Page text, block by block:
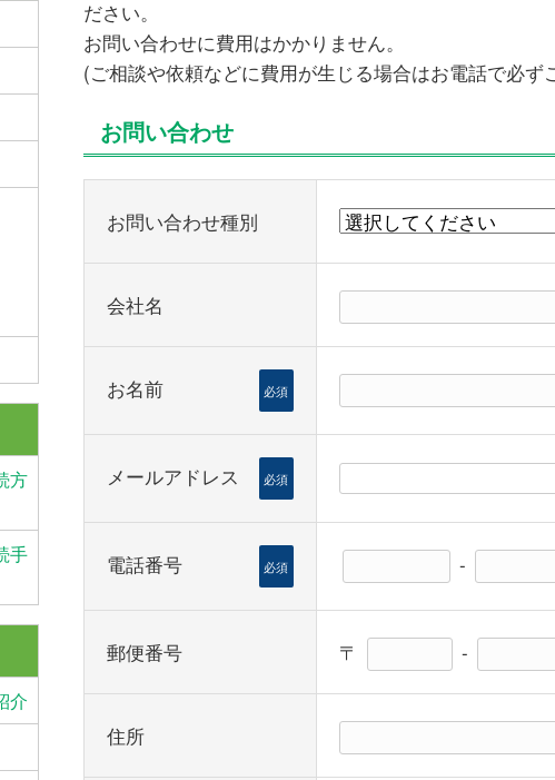
ださい。
お問い合わせに費用はかかりません。
(ご相談や依頼などに費用が生じる場合はお電話で必
お問い合わせ
お問い合わせ種別
会社名
お名前 必須
メールアドレス 必須
電話番号 必須 -
郵便番号 〒 -
住所
方
手
介